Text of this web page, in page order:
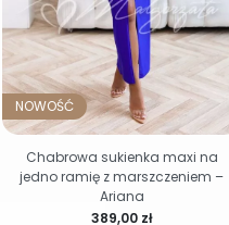
NOWOŚĆ
Cena
389,00 zł
Chabrowa sukienka maxi na
jedno ramię z marszczeniem –
Ariana